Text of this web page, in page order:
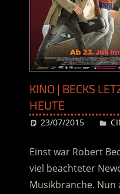
KINO | BECKS
HEUTE
23/07/2015
Einst war Robert
viel beachteter
Musikbranche.